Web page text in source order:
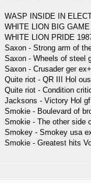
WASP INSIDE IN
WHITE LION BIG
WHITE LION PRIDE
Saxon - Strong arm of
Saxon - Wheels of steel
Saxon - Crusader ger
Quite riot - QR III Hol
Quite riot - Condition
Jacksons - Victory Hol
Smokie - Boulevard of
Smokie - The other side
Smokey - Smokey usa
Smokie - Greatest hits